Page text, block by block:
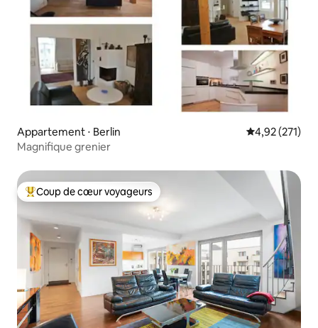
Appartement ⋅ Berlin Évaluation
4,92 (271)
Magnifique grenier
Coups de cœur voyageurs les plus appréciés
Coup de cœur voyageurs